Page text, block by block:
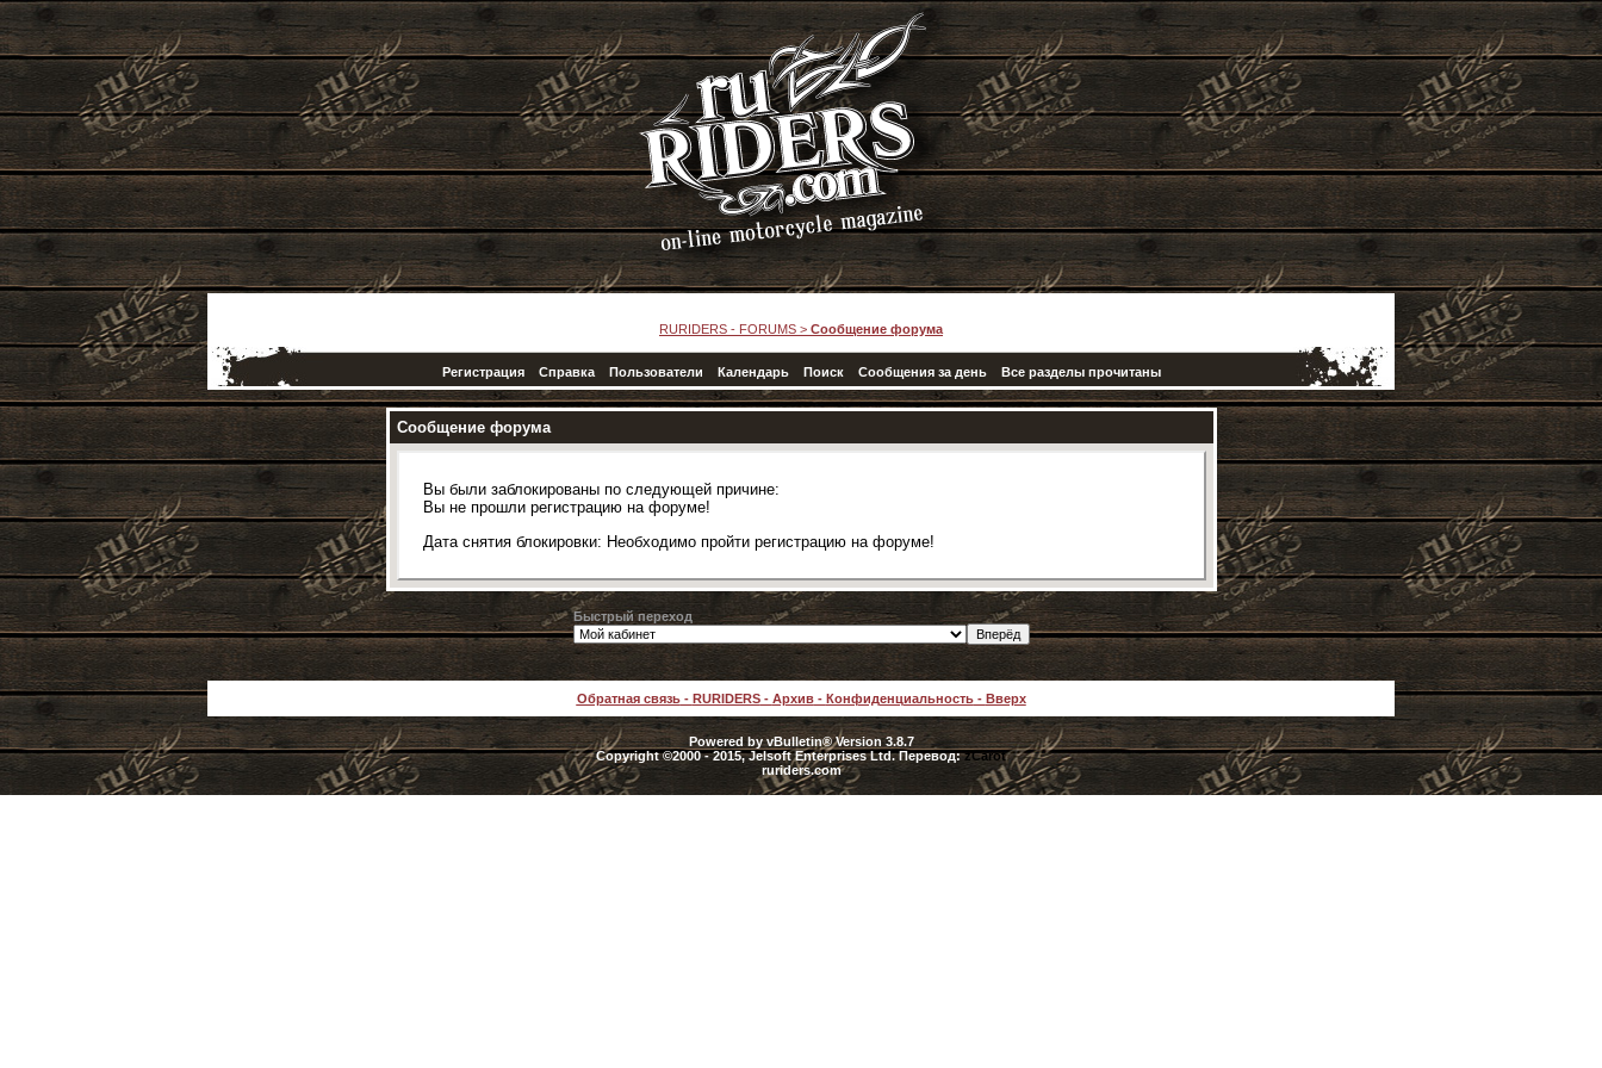
RURIDERS - FORUMS > Сообщение форума
Регистрация Справка Пользователи Календарь Поиск Сообщения за день Все разделы прочитаны
Сообщение форума
Вы были заблокированы по следующей причине:
Вы не прошли регистрацию на форуме!
Дата снятия блокировки: Необходимо пройти регистрацию на форуме!
Быстрый переход
Обратная связь- RURIDERS- Архив- Конфиденциальность- Вверх
Powered by vBulletin® Version 3.8.7
Copyright ©2000 - 2015, Jelsoft Enterprises Ltd. Перевод:zCarot
ruriders.com